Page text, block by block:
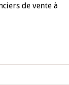
de vente à